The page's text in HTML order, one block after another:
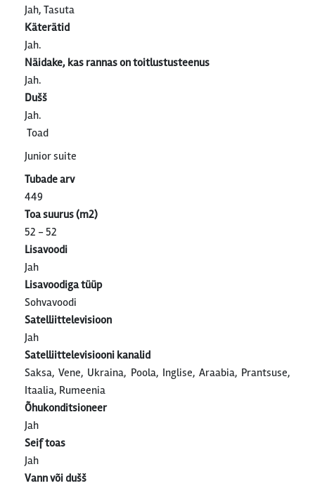
Jah, Tasuta
Käterätid
Jah.
Näidake, kas rannas on toitlustusteenus
Jah.
Dušš
Jah.
Toad
Junior suite
Tubade arv
449
Toa suurus (m2)
52 - 52
Lisavoodi
Jah
Lisavoodiga tüüp
Sohvavoodi
Satelliittelevisioon
Jah
Satelliittelevisiooni kanalid
Saksa, Vene, Ukraina, Poola, Inglise, Araabia, Prantsuse,
Itaalia, Rumeenia
Õhukonditsioneer
Jah
Seif toas
Jah
Vann või dušš